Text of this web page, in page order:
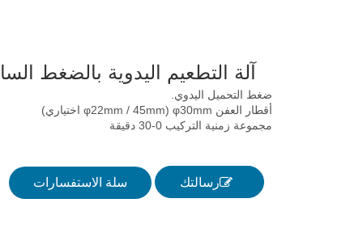
آلة التطعيم اليدوية بالضغط
ضغط التحميل اليدوي.
أقطار العفن φ30mm (φ22mm / 45mm اختياري)
مجموعة زمنية التركيب 0-30 دقيقة
رسالتك سلة الاستفسارات